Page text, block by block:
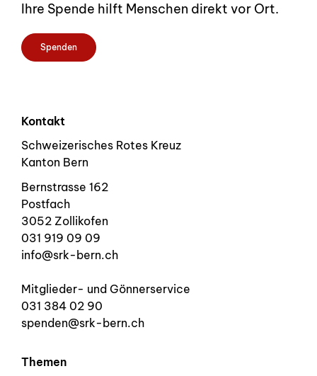
Ihre Spende hilft Menschen direkt vor Ort.
Spenden
Kontakt
Schweizerisches Rotes Kreuz
Kanton Bern
Bernstrasse 162
Postfach
3052 Zollikofen
031 919 09 09
info@srk-bern.ch
Mitglieder- und Gönnerservice
031 384 02 90
spenden@srk-bern.ch
Themen